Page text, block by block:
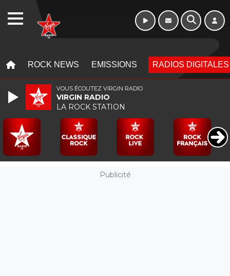
ROCK NEWS EMISSIONS RADIOS DIGITALES
Publicité
VOUS ÉCOUTEZ VIRGIN RADIO
VIRGIN RADIO
LA ROCK STATION
WEBRADIO 10h - 13h